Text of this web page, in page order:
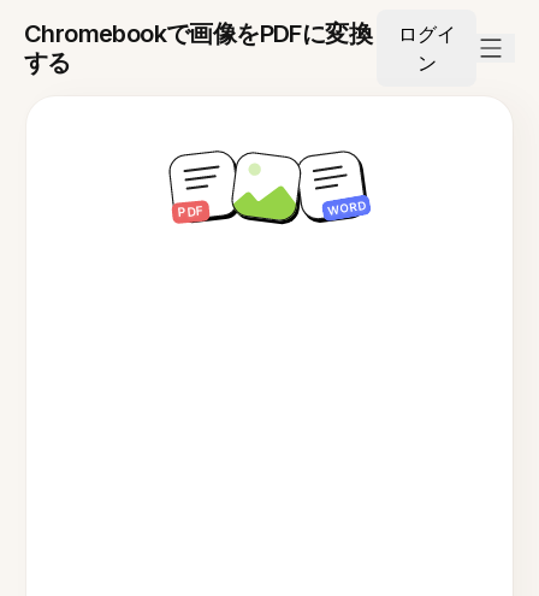
Chromebookで画像をPDFに変換
する
ログイ
ン